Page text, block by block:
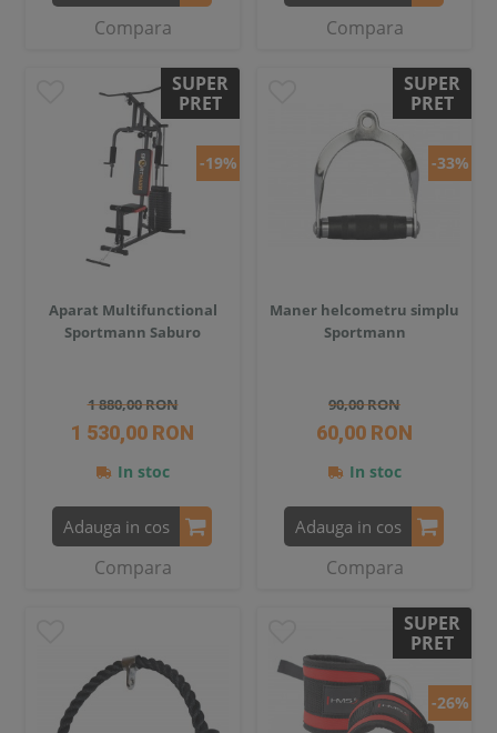
Compara Compara
SUPER
PRET
-19%
Aparat Multifunctional
Sportmann Saburo
1 880,00 RON
1 530,00 RON
In stoc
Adauga in cos
Compara
SUPER
PRET
-33%
Maner helcometru simplu
Sportmann
90,00 RON
60,00 RON
In stoc
Adauga in cos
Compara
SUPER
PRET
-26%